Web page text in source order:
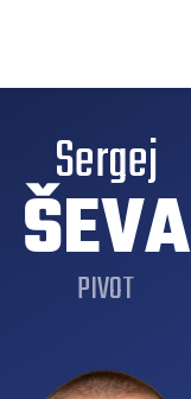
Sergej
ŠEVA
PIVOT